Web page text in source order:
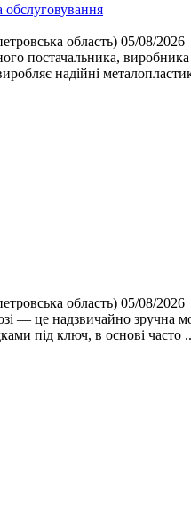
область) 05/08/2026
постачальника,
надійні
область) 05/08/2026
— це надзвичайно зручна
під ключ, в основі часто